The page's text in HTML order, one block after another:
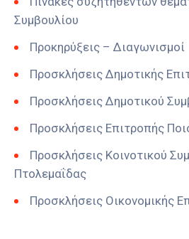
Συμβουλίου
Προκηρύξεις – Διαγωνισμοί
Προσκλήσεις Δημοτικής
Προσκλήσεις Δημοτικού
Προσκλήσεις Επιτροπής
Προσκλήσεις Κοινοτικού
Πτολεμαΐδας
Προσκλήσεις Οικονομικής